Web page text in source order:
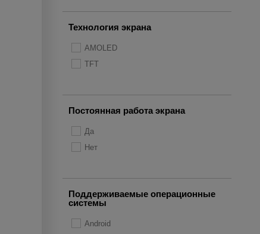
Технология экрана
AMOLED
TFT
Постоянная работа экрана
Да
Нет
Поддерживаемые операционные
системы
Android